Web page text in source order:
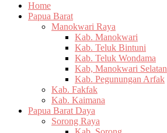
Home
Papua Barat
Manokwari Raya
Kab. Manokwari
Kab. Teluk Bintuni
Kab. Teluk Wondama
Kab, Manokwari Selatan
Kab. Pegunungan Arfak
Kab. Fakfak
Kab. Kaimana
Papua Barat Daya
Sorong Raya